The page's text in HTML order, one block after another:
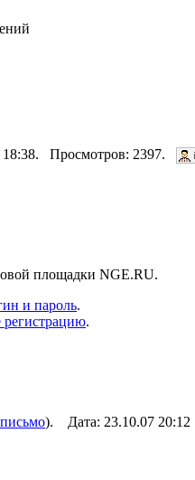
Просмотров: 2397.
площадки NGE.RU.
и пароль.
регистрацию.
). Дата: 23.10.07 20:12